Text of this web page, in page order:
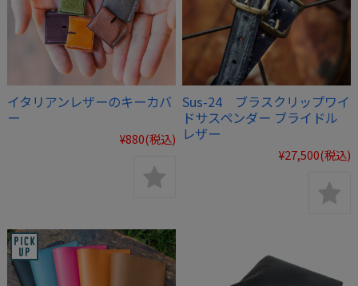
イタリアンレザーのキーカバ
ー
¥880(税込)
Sus-24 ブラスクリップワイ
ドサスペンダー ブライドル
レザー
¥27,500(税込)